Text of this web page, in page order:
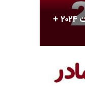
اسامی برندگان نوبل ادبیات 2024 +